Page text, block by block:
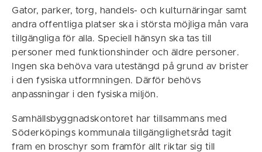
Gator, parker, torg, handels- och kulturnäringar samt
andra offentliga platser ska i största möjliga mån vara
tillgängliga för alla. Speciell hänsyn ska tas till
personer med funktionshinder och äldre personer.
Ingen ska behöva vara utestängd på grund av brister
i den fysiska utformningen. Därför behövs
anpassningar i den fysiska miljön.
Samhällsbyggnadskontoret har tillsammans med
Söderköpings kommunala tillgänglighetsråd tagit
fram en broschyr som framför allt riktar sig till